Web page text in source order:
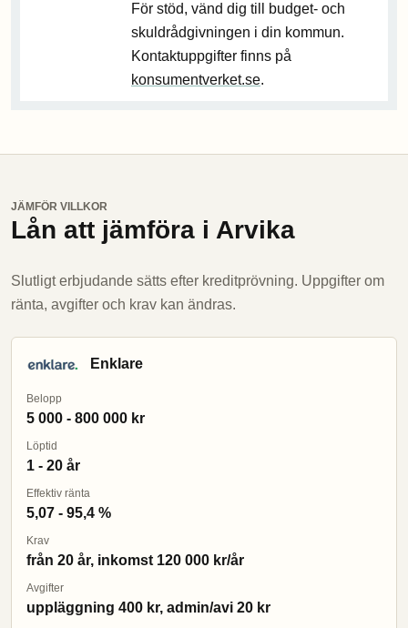
För stöd, vänd dig till budget- och
skuldrådgivningen i din kommun.
Kontaktuppgifter finns på
konsumentverket.se.
JÄMFÖR VILLKOR
Lån att jämföra i Arvika
Slutligt erbjudande sätts efter kreditprövning. Uppgifter om
ränta, avgifter och krav kan ändras.
Enklare
Belopp
5 000 - 800 000 kr
Löptid
1 - 20 år
Effektiv ränta
5,07 - 95,4 %
Krav
från 20 år, inkomst 120 000 kr/år
Avgifter
uppläggning 400 kr, admin/avi 20 kr